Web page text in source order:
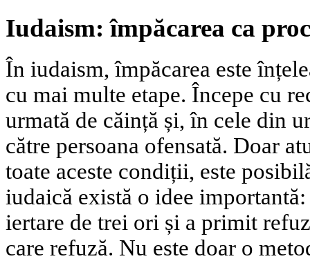
Iudaism: împăcarea ca
În iudaism, împăcarea este
cu mai multe etape. Începe cu
urmată de căință și, în cele din
către persoana ofensată. Doar
toate aceste condiții, este
iudaică există o idee
iertare de trei ori și a primit
care refuză. Nu este doar o